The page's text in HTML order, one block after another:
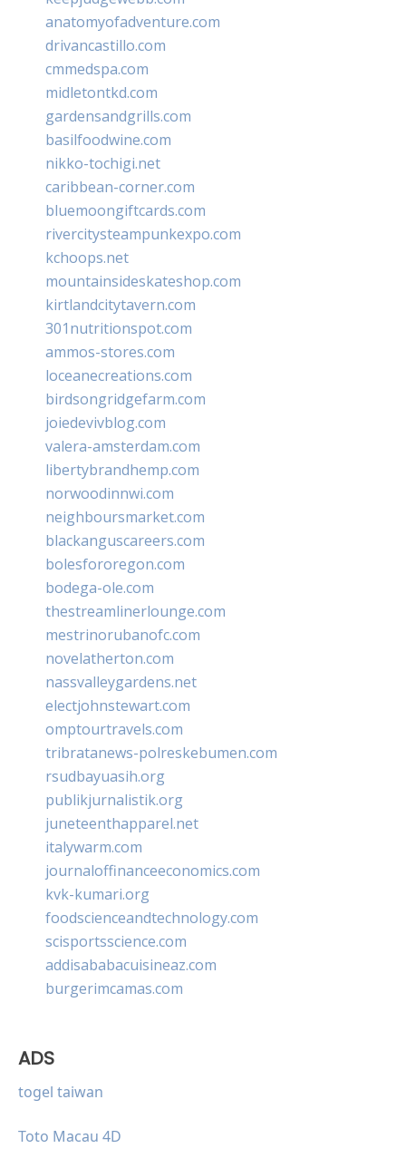
anatomyofadventure.com
drivancastillo.com
cmmedspa.com
midletontkd.com
gardensandgrills.com
basilfoodwine.com
nikko-tochigi.net
caribbean-corner.com
bluemoongiftcards.com
rivercitysteampunkexpo.com
kchoops.net
mountainsideskateshop.com
kirtlandcitytavern.com
301nutritionspot.com
ammos-stores.com
loceanecreations.com
birdsongridgefarm.com
joiedevivblog.com
valera-amsterdam.com
libertybrandhemp.com
norwoodinnwi.com
neighboursmarket.com
blackanguscareers.com
bolesfororegon.com
bodega-ole.com
thestreamlinerlounge.com
mestrinorubanofc.com
novelatherton.com
nassvalleygardens.net
electjohnstewart.com
omptourtravels.com
tribratanews-polreskebumen.com
rsudbayuasih.org
publikjurnalistik.org
juneteenthapparel.net
italywarm.com
journaloffinanceeconomics.com
kvk-kumari.org
foodscienceandtechnology.com
scisportsscience.com
addisababacuisineaz.com
burgerimcamas.com
ADS
togel taiwan
Toto Macau 4D